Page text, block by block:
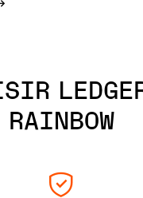
RAINBOW